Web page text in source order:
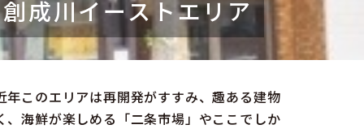
キュンちゃんの部屋
成川イーストエリア
このエリアは再開発がすすみ、趣ある建物
海鮮が楽しめる「二条市場」やここでしか